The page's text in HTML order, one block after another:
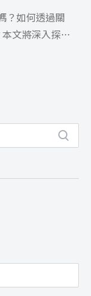
？如何透過關
文將深入探討